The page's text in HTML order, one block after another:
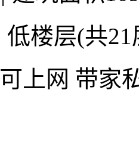
低楼层(共
可上网 带家